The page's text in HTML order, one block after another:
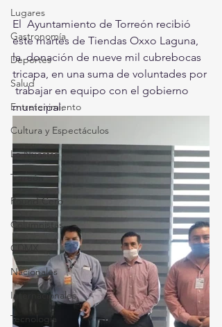
Lugares
Gastronomía
Deportes
Salud
Entretenimiento
Cultura y Espectáculos
Lo Nuestro
Torreón
Round Cero
Columnistas
CDMX
Nacionales
Internacionales
Tecnología
El  Ayuntamiento de Torreón recibió
este martes de Tiendas Oxxo Laguna,
la  donación de nueve mil cubrebocas
tricapa, en una suma de voluntades por
trabajar en equipo con el gobierno
municipal.